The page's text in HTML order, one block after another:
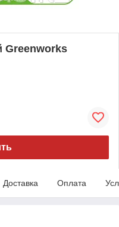
Greenworks
Доставка Оплата